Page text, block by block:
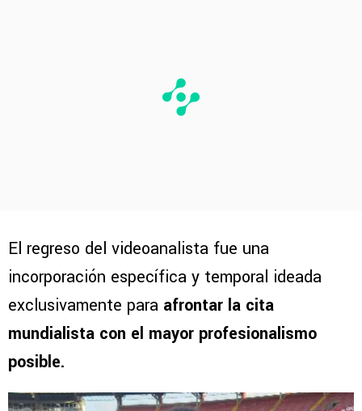
El regreso del videoanalista fue una
incorporación específica y temporal ideada
exclusivamente para afrontar la cita
mundialista con el mayor profesionalismo
posible.